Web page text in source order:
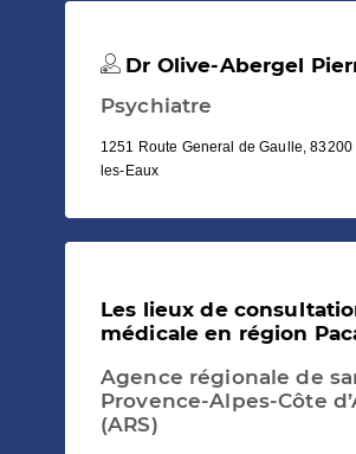
Dr Olive-Abergel
Psychiatre
1251 Route General de Gaulle, 83200
les-Eaux
Les lieux de
médicale en région
Agence régionale de
Provence-Alpes-Côte
(ARS)